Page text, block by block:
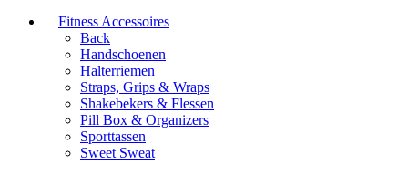
Fitness Accessoires
Back
Handschoenen
Halterriemen
Straps, Grips & Wraps
Shakebekers & Flessen
Pill Box & Organizers
Sporttassen
Sweet Sweat